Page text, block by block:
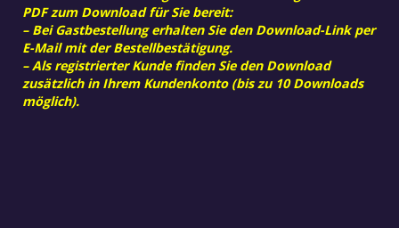
PDF zum Download für Sie bereit:
– Bei Gastbestellung erhalten Sie den Download-Link per
E-Mail mit der Bestellbestätigung.
– Als registrierter Kunde finden Sie den Download
zusätzlich in Ihrem Kundenkonto (bis zu 10 Downloads
möglich).